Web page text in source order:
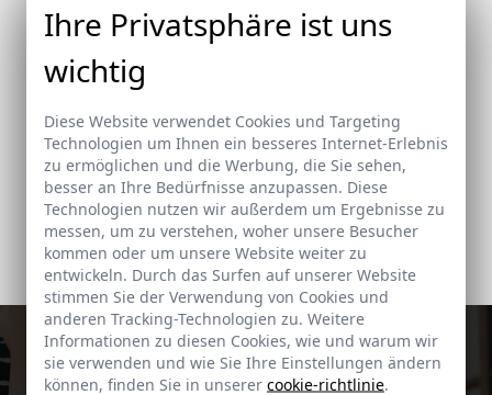
LARES
Kaufen
NEREIDA
Aufsatzwaschbecken
Kaufen
Sie finden das Gesuchte nicht?
Sie können nicht genau das finden, was Sie benötigen? Setzen
Ihre Privatsphäre ist uns
wichtig
Diese Website verwendet Cookies und Targeting
Technologien um Ihnen ein besseres Internet-Erlebnis
zu ermöglichen und die Werbung, die Sie sehen,
besser an Ihre Bedürfnisse anzupassen. Diese
Technologien nutzen wir außerdem um Ergebnisse zu
messen, um zu verstehen, woher unsere Besucher
kommen oder um unsere Website weiter zu
entwickeln. Durch das Surfen auf unserer Website
stimmen Sie der Verwendung von Cookies und
anderen Tracking-Technologien zu. Weitere
Informationen zu diesen Cookies, wie und warum wir
sie verwenden und wie Sie Ihre Einstellungen ändern
können, finden Sie in unserer cookie-richtlinie.